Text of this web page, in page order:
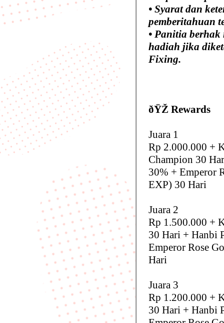
• Syarat dan
pemberitahuan
• Panitia
hadiah jika
Fixing.
ðŸŽ Rewards
Juara 1
Rp 2.000.000 +
Champion 30
30% + Emperor
EXP) 30 Hari
Juara 2
Rp 1.500.000 +
30 Hari + Hanbi
Emperor Rose
Hari
Juara 3
Rp 1.200.000 +
30 Hari + Hanbi